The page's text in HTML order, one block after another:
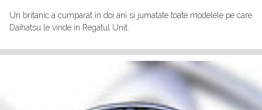
Un britanic a cumparat in doi ani si jumatate toate modelele pe care
Daihatsu le vinde in Regatul Unit.